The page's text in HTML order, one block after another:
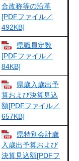
合改称等の沿革
[PDFファイル／
492KB]
県職員定数
[PDFファイル／
84KB]
県歳入歳出予
算および決算見込
額[PDFファイル／
657KB]
県特別会計歳
入歳出予算および
決算見込額[PDFフ